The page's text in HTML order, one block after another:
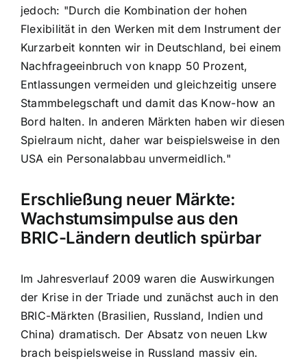
jedoch: "Durch die Kombination der hohen
Flexibilität in den Werken mit dem Instrument der
Kurzarbeit konnten wir in Deutschland, bei einem
Nachfrageeinbruch von knapp 50 Prozent,
Entlassungen vermeiden und gleichzeitig unsere
Stammbelegschaft und damit das Know-how an
Bord halten. In anderen Märkten haben wir diesen
Spielraum nicht, daher war beispielsweise in den
USA ein Personalabbau unvermeidlich."
Erschließung neuer Märkte:
Wachstumsimpulse aus den
BRIC-Ländern deutlich spürbar
Im Jahresverlauf 2009 waren die Auswirkungen
der Krise in der Triade und zunächst auch in den
BRIC-Märkten (Brasilien, Russland, Indien und
China) dramatisch. Der Absatz von neuen Lkw
brach beispielsweise in Russland massiv ein.